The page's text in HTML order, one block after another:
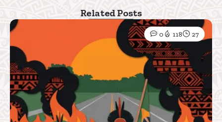
Related Posts
0 118 27